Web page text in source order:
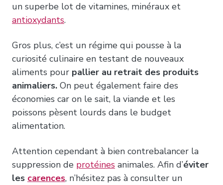
un superbe lot de vitamines, minéraux et
antioxydants.
Gros plus, c’est un régime qui pousse à la
curiosité culinaire en testant de nouveaux
aliments pour pallier au retrait des produits
animaliers. On peut également faire des
économies car on le sait, la viande et les
poissons pèsent lourds dans le budget
alimentation.
Attention cependant à bien contrebalancer la
suppression de protéines animales. Afin d’éviter
les carences, n’hésitez pas à consulter un